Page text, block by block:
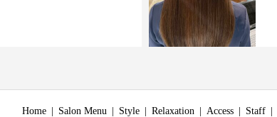
Home Salon Menu Style Relaxation Access Staff